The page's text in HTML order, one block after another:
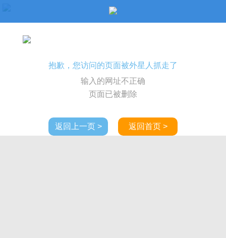
抱歉，您访问的页面被外星人抓走了
输入的网址不正确
页面已被删除
返回上一页 > 返回首页 >